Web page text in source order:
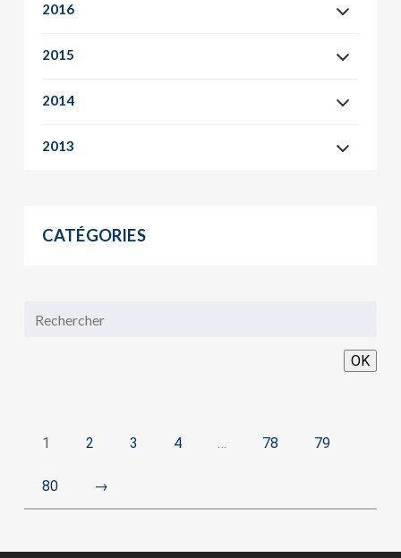
2016
2015
2014
2013
CATÉGORIES
OK
1 2 3 4 … 78 79
80 →